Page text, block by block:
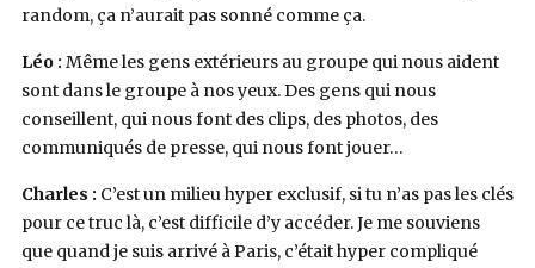
random, ça n’aurait pas sonné comme ça.
Léo : Même les gens extérieurs au groupe qui nous aident
sont dans le groupe à nos yeux. Des gens qui nous
conseillent, qui nous font des clips, des photos, des
communiqués de presse, qui nous font jouer…
Charles : C’est un milieu hyper exclusif, si tu n’as pas les clés
pour ce truc là, c’est difficile d’y accéder. Je me souviens
que quand je suis arrivé à Paris, c’était hyper compliqué